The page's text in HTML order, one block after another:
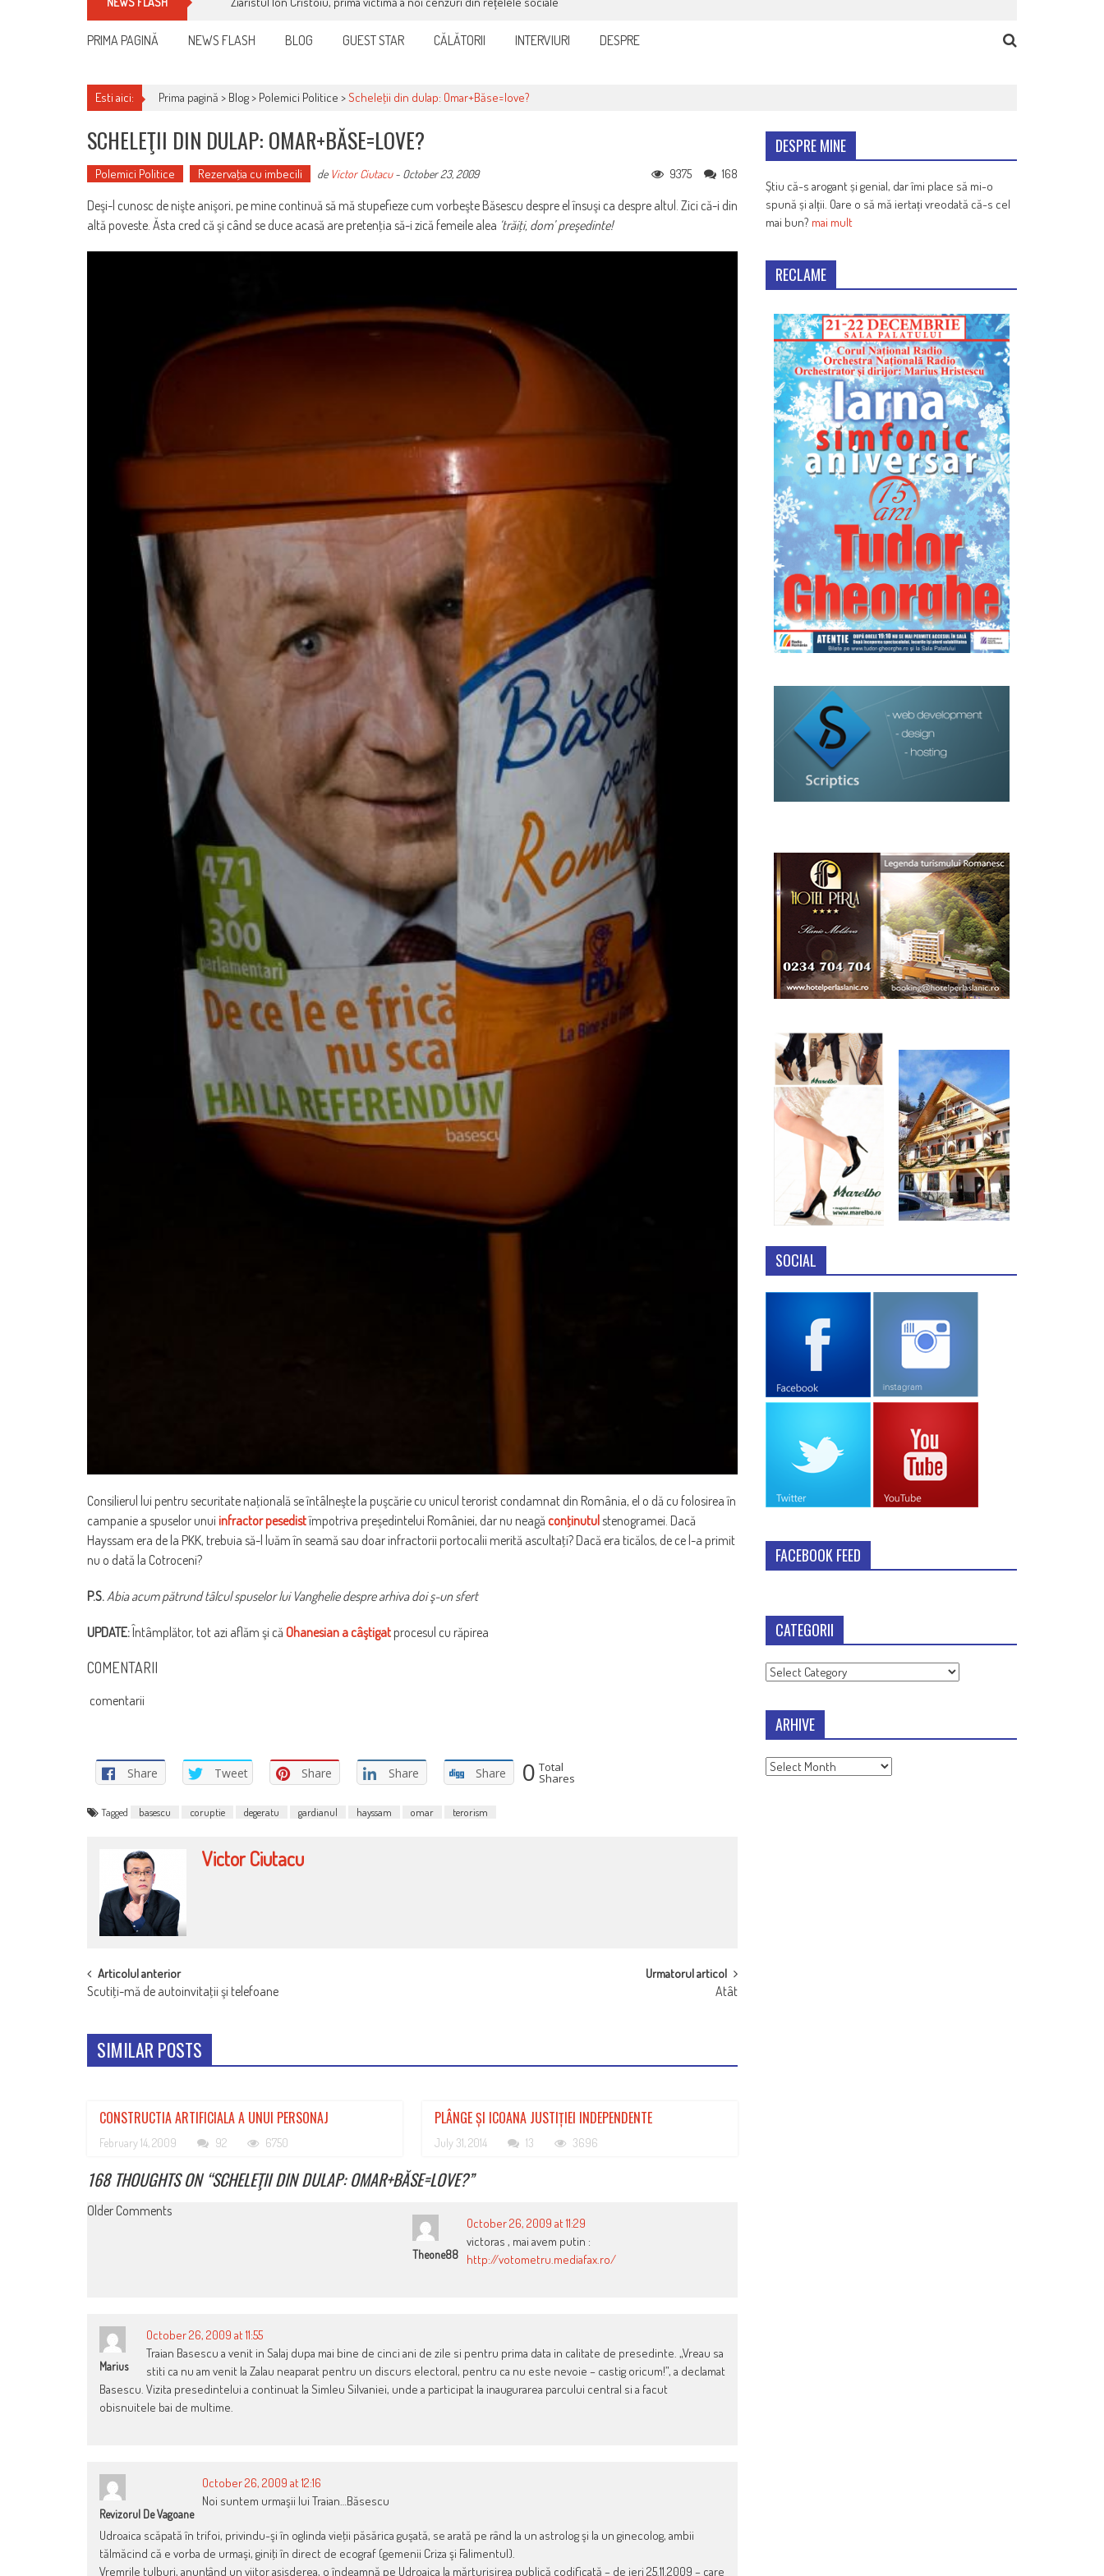
PRIMA PAGINĂ NEWS FLASH BLOG GUEST STAR CĂLĂTORII INTERVIURI DESPRE
Esti aici: Prima pagină > Blog> Polemici Politice >Scheleţii din dulap: Omar+Băse=love?
SCHELEŢII DIN DULAP: OMAR+BĂSE=LOVE?
Polemici Politice Rezervaţia cu imbecili de Victor Ciutacu- October 23, 2009 168
9375
Deşi-l cunosc de nişte anişori, pe mine continuă să mă stupefieze cum vorbeşte Băsescu despre el însuşi ca despre altul. Zici că-i din
altă poveste. Ăsta cred că şi când se duce acasă are pretenţia să-i zică femeile alea ‘trăiţi, dom’ preşedinte!
Consilierul lui pentru securitate naţională se întâlneşte la puşcărie cu unicul terorist condamnat din România, el o dă cu folosirea în
campanie a spuselor unui infractor pesedistîmpotriva preşedintelui României, dar nu neagă conţinutulstenogramei. Dacă
Hayssam era de la PKK, trebuia să-l luăm în seamă sau doar infractorii portocalii merită ascultaţi? Dacă era ticălos, de ce l-a primit
nu o dată la Cotroceni?
P.S.Abia acum pătrund tâlcul spuselor lui Vanghelie despre arhiva doi ş-un sfert
UPDATE: Întâmplător, tot azi aflăm şi că Ohanesian a câştigat procesul cu răpirea
COMENTARII
comentarii
Share Tweet Share Share Share 0 Total
Shares
Tagged basescu coruptie degeratu gardianul hayssam omar terorism
Victor Ciutacu
POST
NAVIGATION
Articolul anterior
Scutiţi-mă de autoinvitaţii şi telefoane
Urmatorul articol
Atât
SIMILAR POSTS
CONSTRUCTIA ARTIFICIALA A UNUI PERSONAJ
February 14, 2009 92 6750
PLÂNGE ȘI ICOANA JUSTIȚIEI INDEPENDENTE
July 31, 2014 13 3696
168 THOUGHTS ON “SCHELEŢII DIN DULAP: OMAR+BĂSE=LOVE?”
COMMENT
Older Comments
Theone88
October 26, 2009 at 11:29
victoras , mai avem putin :
http://votometru.mediafax.ro/
Marius
October 26, 2009 at 11:55
Traian Basescu a venit in Salaj dupa mai bine de cinci ani de zile si pentru prima data in calitate de prese­dinte. „Vreau sa
stiti ca nu am venit la Zalau neaparat pentru un discurs electoral, pentru ca nu este nevoie – castig oricum!”, a declamat
Basescu. Vizita presedintelui a continuat la Simleu Silvaniei, unde a participat la inaugurarea parcului central si a facut
obisnuitele bai de multime.
Revizorul De Vagoane
October 26, 2009 at 12:16
Noi suntem urmaşii lui Traian…Băsescu
Udroaica scăpată în trifoi, privindu-şi în oglinda vieţii păsărica guşată, se arată pe rând la un astrolog şi la un ginecolog, ambii
tălmăcind că e vorba de urmaşi, giniţi în direct de ecograf (gemenii Criza şi Falimentul).
Vremrile tulburi, anunţând un viitor aşişderea, o îndeamnă pe Udroaica la mărturisirea publică codificată – de ieri 25.11.2009 – care
DESPRE MINE
Știu că-s arogant și genial, dar îmi place să mi-o
spună și alții. Oare o să mă iertați vreodată că-s cel
mai bun? mai mult
RECLAME
SOCIAL
FACEBOOK FEED
CATEGORII
Categorii
ARHIVE
Arhive